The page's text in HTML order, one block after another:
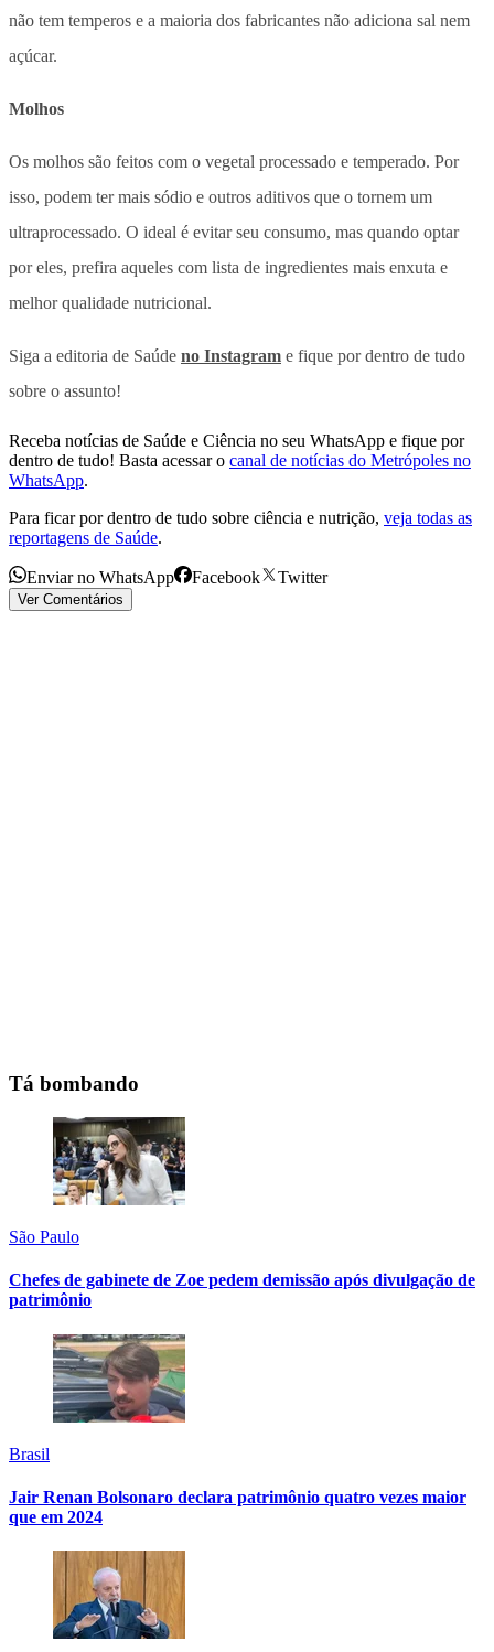
não tem temperos e a maioria dos fabricantes não adiciona sal nem
açúcar.
Molhos
Os molhos são feitos com o vegetal processado e temperado. Por
isso, podem ter mais sódio e outros aditivos que o tornem um
ultraprocessado. O ideal é evitar seu consumo, mas quando optar
por eles, prefira aqueles com lista de ingredientes mais enxuta e
melhor qualidade nutricional.
Siga a editoria de Saúde no Instagram e fique por dentro de tudo
sobre o assunto!
Receba notícias de Saúde e Ciência no seu WhatsApp e fique por
dentro de tudo! Basta acessar o canal de notícias do Metrópoles no
WhatsApp.
Para ficar por dentro de tudo sobre ciência e nutrição, veja todas as
reportagens de Saúde.
Enviar no WhatsApp Facebook Twitter
Ver Comentários
Tá bombando
São Paulo
Chefes de gabinete de Zoe pedem demissão após divulgação de
patrimônio
Brasil
Jair Renan Bolsonaro declara patrimônio quatro vezes maior
que em 2024